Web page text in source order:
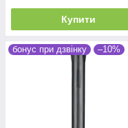
Купити
бонус при дзвінку –10%